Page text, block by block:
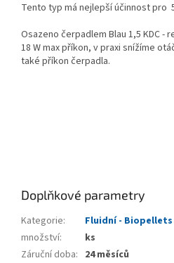
Tento typ má nejlepší účinnost pro
Osazeno čerpadlem Blau 1,5 KDC -
18 W max příkon, v praxi snížíme
také příkon čerpadla.
Doplňkové parametry
Kategorie:
Fluidní -
množství:
ks
Záruční doba: 24 měsíců